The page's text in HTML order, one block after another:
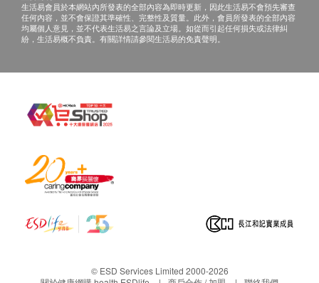
如有其他損壞或遺漏查詢，顧客必須保留有效收據
正本，並於送貨後3個工作天內按下列方式聯絡
電郵:cs@happypaws.com.hk
生活易會員於本網站內所發表的全部內容為即時更新，因此生活易不會預先審查
任何內容，並不會保證其準確性、完整性及質量。此外，會員所發表的全部內容
均屬個人意見，並不代表生活易之言論及立場。如從而引起任何損失或法律糾
紛，生活易概不負責。有關詳情請參閱生活易的免責聲明。
© ESD Services Limited 2000-2026